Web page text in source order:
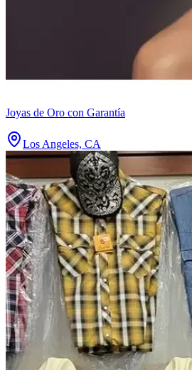
Joyas de Oro con Garantía
Los Angeles, CA